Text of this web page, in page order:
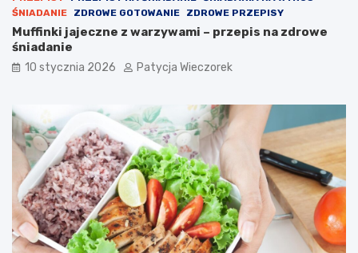
ŚNIADANIE
ZDROWE GOTOWANIE ZDROWE PRZEPISY
Muffinki jajeczne z warzywami – przepis na zdrowe
śniadanie
10 stycznia 2026 Patycja Wieczorek